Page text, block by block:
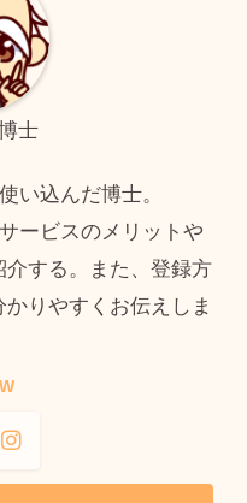
士
い込んだ博士。
ービスのメリットや
する。また、登録方
りやすくお伝えしま